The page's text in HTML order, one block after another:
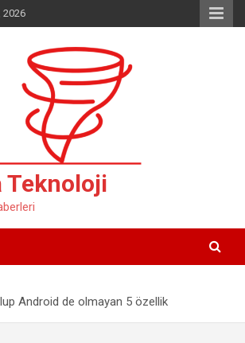
2026
Teknoloji
Android de olmayan 5 özellik